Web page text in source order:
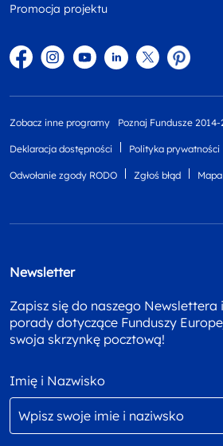
Promocja projektu
FacebookInstagram
YouTubeLinkedintwitter
Zobacz inne programy Poznaj Fundusze
Deklaracja dostępności Polityka prywatności
Odwołanie zgody RODO Zgłoś błąd
Newsletter
Zapisz się do naszego
porady dotyczące Funduszy
swoja skrzynkę pocztową!
Imię i Nazwisko